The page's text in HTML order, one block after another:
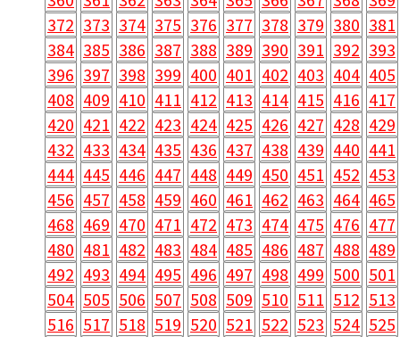
372 373 374 375 376 377 378 379 380 381
384 385 386 387 388 389 390 391 392 393
396 397 398 399 400 401 402 403 404 405
408 409 410 411 412 413 414 415 416 417
420 421 422 423 424 425 426 427 428 429
432 433 434 435 436 437 438 439 440 441
444 445 446 447 448 449 450 451 452 453
456 457 458 459 460 461 462 463 464 465
468 469 470 471 472 473 474 475 476 477
480 481 482 483 484 485 486 487 488 489
492 493 494 495 496 497 498 499 500 501
504 505 506 507 508 509 510 511 512 513
516 517 518 519 520 521 522 523 524 525